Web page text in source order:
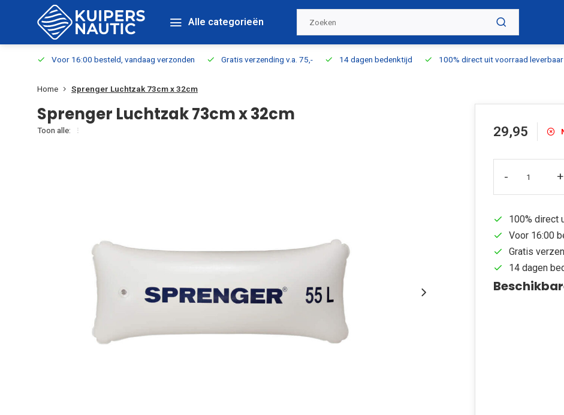
Alle categorieën
Voor 16:00 besteld, vandaag verzonden Gratis verzending v.a. 75,- 14 dagen bedenktijd 100% direct uit voorraad leverbaar
Home Sprenger Luchtzak 73cm x 32cm
Sprenger Luchtzak 73cm x 32cm
Toon alle: 29,95
- +
100% direct
Voor 16:00
Gratis
14 dagen